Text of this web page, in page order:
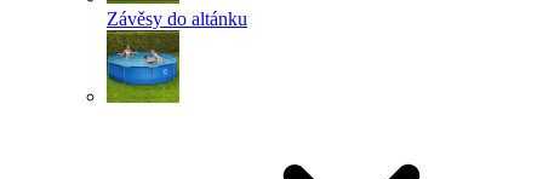
Závěsy do altánku